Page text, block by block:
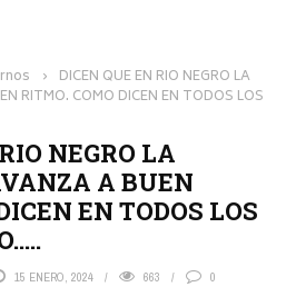
› DICEN QUE EN RIO NEGRO LA
RITMO. COMO DICEN EN TODOS LOS
NEGRO LA
A BUEN
EN TODOS LOS
15 ENERO, 2024 663 0